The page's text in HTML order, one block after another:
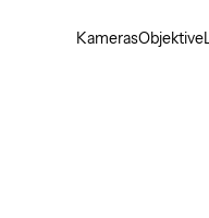
KamerasObjektive